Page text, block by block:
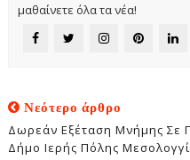
μαθαίνετε όλα τα νέα!
Νεότερο άρθρο
Δωρεάν Εξέταση Μνήμης Σε
Δήμο Ιερής Πόλης